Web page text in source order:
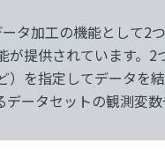
タ加工の機能として2
が提供されています。
）を指定してデータを
データセットの観測変
ます。 このようなフ
行可能で、追加のオプ
データセット結合の手